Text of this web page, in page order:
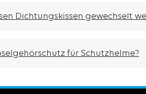
Dichtungskissen gewechselt
für Schutzhelme?